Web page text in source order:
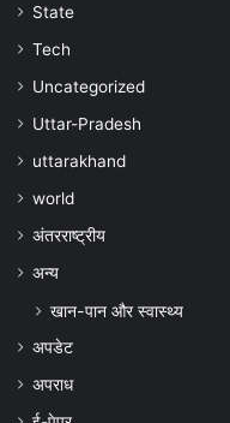
State
Tech
Uncategorized
Uttar-Pradesh
uttarakhand
world
अंतरराष्ट्रीय
अन्‍य
खान-पान और स्वास्थ्य
अपडेट
अपराध